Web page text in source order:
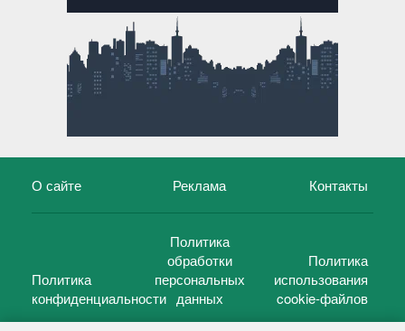
О сайте Реклама Контакты
Политика
конфиденциальности
Политика
обработки
персональных
данных
Политика
использования
cookie-файлов